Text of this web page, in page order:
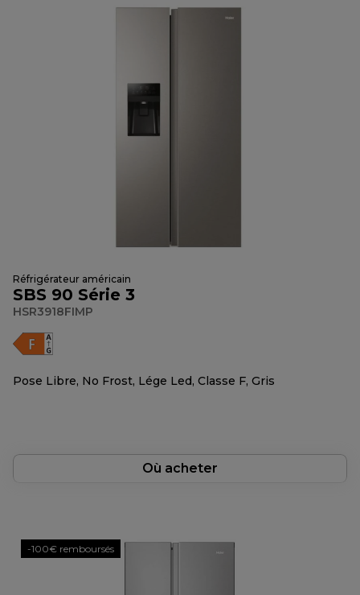
Réfrigérateur américain
SBS 90 Série 3
HSR3918FIMP
Pose Libre, No Frost, Lége Led, Classe F, Gris
Où acheter
-100€ remboursés